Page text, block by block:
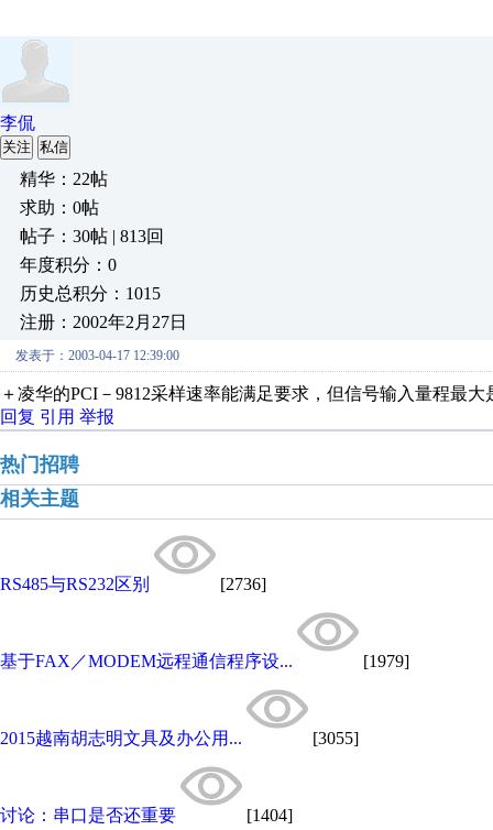
李侃
关注 私信
精华：22帖
求助：0帖
帖子：30帖 | 813回
年度积分：0
历史总积分：1015
注册：2002年2月27日
发表于：2003-04-17 12:39:00
＋凌华的PCI－9812采样速率能满足要求，但信号输入量程最大
回复 引用 举报
热门招聘
相关主题
RS485与RS232区别 [2736]
基于FAX／MODEM远程通信程序设... [1979]
2015越南胡志明文具及办公用... [3055]
讨论：串口是否还重要 [1404]